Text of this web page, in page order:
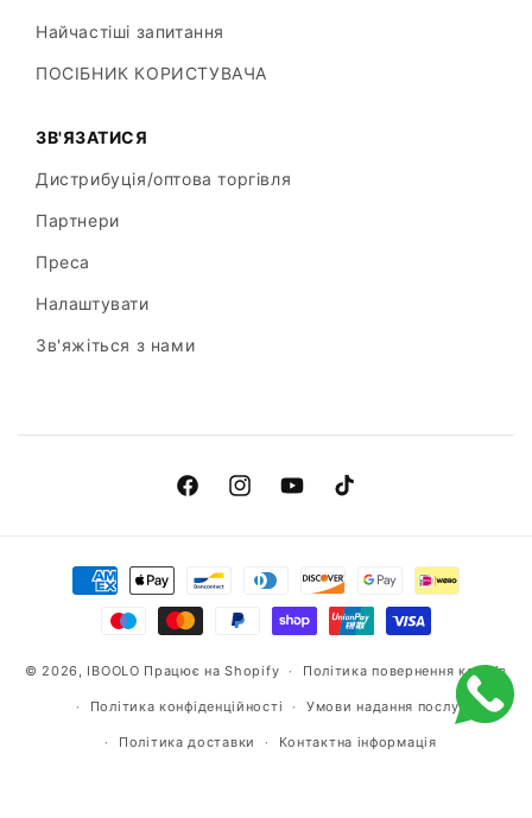
Найчастіші запитання
ПОСІБНИК КОРИСТУВАЧА
ЗВ'ЯЗАТИСЯ
Дистрибуція/оптова торгівля
Партнери
Преса
Налаштувати
Зв'яжіться з нами
ФейсбукІнстаграмYouTubeТікТок
Способи
оплати
© 2026, IBOOLO Працює на Shopify Політика повернення коштів
Політика конфіденційності Умови надання послуг
Політика доставки Контактна інформація